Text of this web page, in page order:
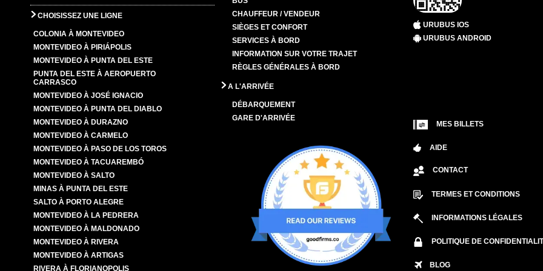
CHOISISSEZ UNE LIGNE
COLONIA À MONTEVIDEO
MONTEVIDEO À PIRIÁPOLIS
MONTEVIDEO À PUNTA DEL ESTE
PUNTA DEL ESTE À AEROPUERTO
CARRASCO
MONTEVIDEO À JOSÉ IGNACIO
MONTEVIDEO À PUNTA DEL DIABLO
MONTEVIDEO À DURAZNO
MONTEVIDEO À CARMELO
MONTEVIDEO À PASO DE LOS TOROS
MONTEVIDEO À TACUAREMBÓ
MONTEVIDEO À SALTO
MINAS À PUNTA DEL ESTE
SALTO À PORTO ALEGRE
MONTEVIDEO À LA PEDRERA
MONTEVIDEO À MALDONADO
MONTEVIDEO À RIVERA
MONTEVIDEO À ARTIGAS
RIVERA À FLORIANOPOLIS
CHAUFFEUR / VENDEUR
SIÈGES ET CONFORT
SERVICES À BORD
INFORMATION SUR VOTRE TRAJET
RÈGLES GÉNÉRALES À BORD
A L'ARRIVÉE
DÉBARQUEMENT
GARE D'ARRIVÉE
URUBUS IOS
URUBUS ANDROID
MES BILLETS
AIDE
CONTACT
TERMES ET CONDITIONS
INFORMATIONS LÉGALES
POLITIQUE DE
BLOG